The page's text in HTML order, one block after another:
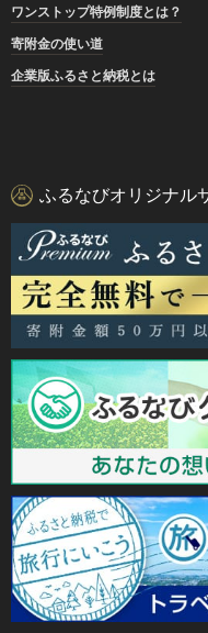
ワンストップ特例制度とは？
寄附金の使い道
企業版ふるさと納税とは
ふるなびオリジナル